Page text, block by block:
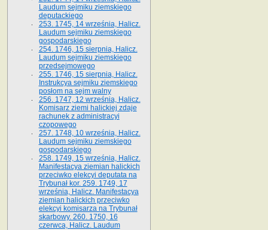
Laudum sejmiku ziemskiego
deputackiego
253. 1745, 14 września, Halicz.
Laudum sejmiku ziemskiego
gospodarskiego
254. 1746, 15 sierpnia, Halicz.
Laudum sejmiku ziemskiego
przedsejmowego
255. 1746, 15 sierpnia, Halicz.
Instrukcya sejmiku ziemskiego
posłom na sejm walny
256. 1747, 12 września, Halicz.
Komisarz ziemi halickiej zdaje
rachunek z administracyi
czopowego
257. 1748, 10 września, Halicz.
Laudum sejmiku ziemskiego
gospodarskiego
258. 1749, 15 września, Halicz.
Manifestacya ziemian halickich
przeciwko elekcyi deputata na
Trybunał kor. 259. 1749, 17
września, Halicz. Manifestacya
ziemian halickich przeciwko
elekcyi komisarza na Trybunał
skarbowy. 260. 1750, 16
czerwca, Halicz. Laudum